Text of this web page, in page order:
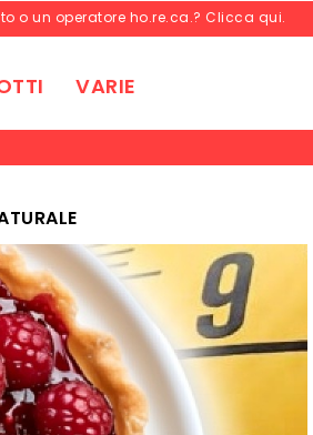
o un operatore ho.re.ca.? Clicca qui.
VARIE